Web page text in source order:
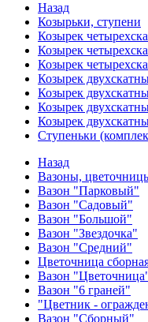
Назад
Козырьки, ступени
Козырек
Козырек
Козырек
Козырек
Козырек
Козырек
Козырек
Ступеньки
Назад
Вазоны,
Вазон "Парковый"
Вазон "Садовый"
Вазон "Большой"
Вазон "Звездочка"
Вазон "Средний"
Цветочница
Вазон
Вазон "6 граней"
"Цветник -
Вазон "Сборный"